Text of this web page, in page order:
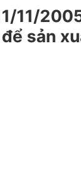
11/
sản